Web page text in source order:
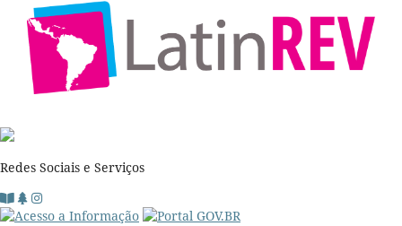
Redes Sociais e Serviços